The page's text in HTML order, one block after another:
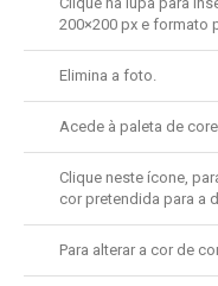
200×200 px e formato
Elimina a foto.
Acede à paleta de
Clique neste ícone,
cor pretendida para a
Para alterar a cor de